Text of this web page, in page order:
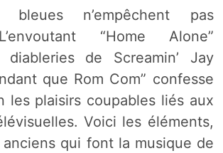
n’empêchent pas
“Home Alone”
de Screamin’ Jay
que Rom Com” confesse
les plaisirs coupables liés aux
Voici les éléments,
qui font la musique de